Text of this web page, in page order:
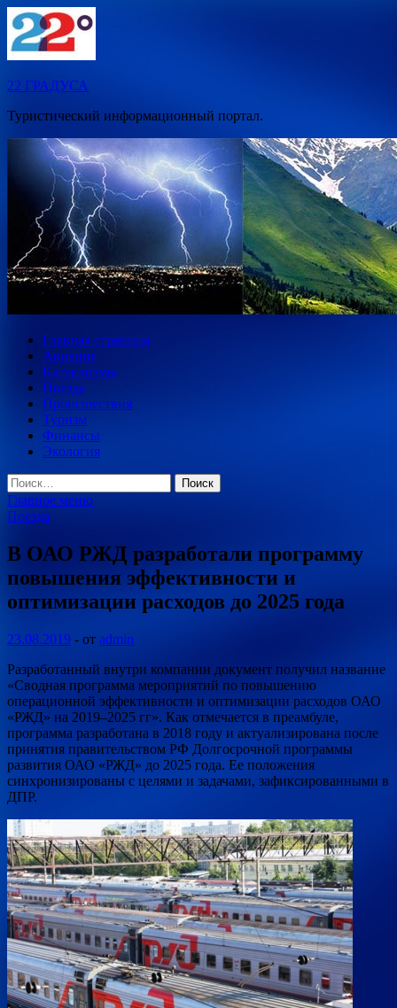
Перейти
к
содержимому
22 ГРАДУСА
Туристический информационный портал.
Главная страница
Авиация
Катаклизмы
Поезда
Происшествия
Туризм
Финансы
Экология
Найти:
Главное меню
Поезда
В ОАО РЖД разработали программу
повышения эффективности и
оптимизации расходов до 2025 года
23.08.2019 - от admin
Разработанный внутри компании документ получил название
«Сводная программа мероприятий по повышению
операционной эффективности и оптимизации расходов ОАО
«РЖД» на 2019–2025 гг». Как отмечается в преамбуле,
программа разработана в 2018 году и актуализирована после
принятия правительством РФ Долгосрочной программы
развития ОАО «РЖД» до 2025 года. Ее положения
синхронизированы с целями и задачами, зафиксированными в
ДПР.